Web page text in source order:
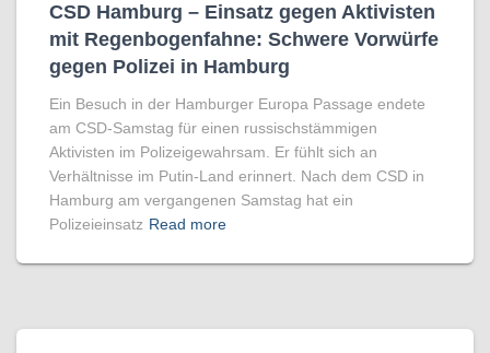
CSD Hamburg – Einsatz gegen Aktivisten
mit Regenbogen­fahne: Schwere Vorwürfe
gegen Polizei in Hamburg
Ein Besuch in der Hamburger Europa Passage endete
am CSD-Samstag für einen russischstämmigen
Aktivisten im Polizeigewahrsam. Er fühlt sich an
Verhältnisse im Putin-Land erinnert. Nach dem CSD in
Hamburg am vergangenen Samstag hat ein
Polizeieinsatz Read more